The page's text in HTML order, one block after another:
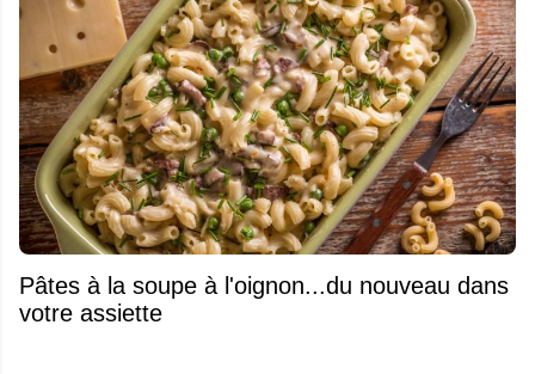
Pâtes à la soupe à l'oignon...du nouveau dans
votre assiette